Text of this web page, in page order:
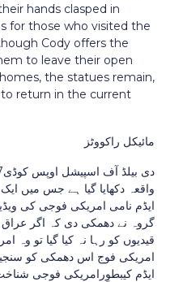
hands clasped in
for those who visited the
Cody offers the
to leave their open
the statues remain,
return in the current
مائیکل راکووٹز
واقعہ دکھایا گیا ہے جس میں
ایڈم نامی امریکی فوجی کی
گروہ نے دھمکی دی کہ اگر
قیدیوں کو رہا نہ کیا گیا تو
امریکی فوج اس دھمکی کو
ایڈم کیبطوِرامریکی فوجی